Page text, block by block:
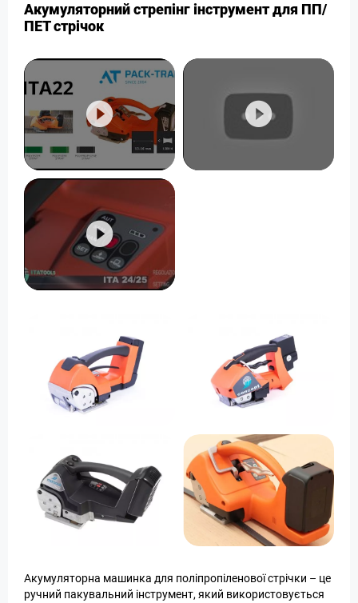
Акумуляторний стрепінг інструмент для ПП/
ПЕТ стрічок
Акумуляторна машинка для поліпропіленової стрічки – це
ручний пакувальний інструмент, який використовується